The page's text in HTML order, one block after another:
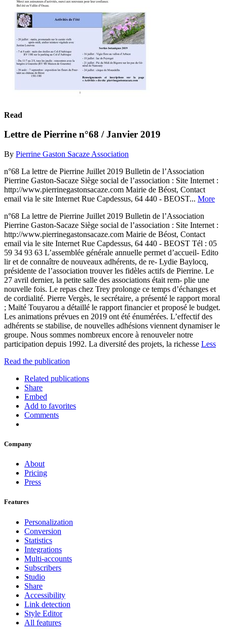
Read
Lettre de Pierrine n°68 / Janvier 2019
By Pierrine Gaston Sacaze Association
n°68 La lettre de Pierrine Juillet 2019 Bulletin de l’Association
Pierrine Gaston-Sacaze Siège social de l’association : Site Internet :
http://www.pierrinegastonsacaze.com Mairie de Béost, Contact
email via le site Internet Rue Capdessus, 64 440 - BEOST... More
n°68 La lettre de Pierrine Juillet 2019 Bulletin de l’Association
Pierrine Gaston-Sacaze Siège social de l’association : Site Internet :
http://www.pierrinegastonsacaze.com Mairie de Béost, Contact
email via le site Internet Rue Capdessus, 64 440 - BEOST Tél : 05
59 34 93 63 L’assemblée générale annuelle permet d’accueil- Edito
lir et de connaître de nouveaux adhérents, de re- Lydie Baylocq,
présidente de l’association trouver les fidèles actifs de Pierrine. Le
27 avril dernier, la petite salle des associations était rem- plie une
nouvelle fois. Le repas chez Trey prolonge ce temps d’échanges et
de cordialité. Pierre Vergès, le secrétaire, a présenté le rapport moral
; Maïté Touyarou a détaillé le rapport financier et proposé le budget.
Les animations prévues en 2019 ont été énumérées. L’effectif des
adhérents se stabilise, de nouvelles adhésions viennent dynamiser le
groupe. Nous sommes nombreux encore à renouveler notre
participation depuis 1992. La diversité des projets, la richesse Less
Read the publication
Related publications
Share
Embed
Add to favorites
Comments
Company
About
Pricing
Press
Features
Personalization
Conversion
Statistics
Integrations
Multi-accounts
Subscribers
Studio
Share
Accessibility
Link detection
Style Editor
All features